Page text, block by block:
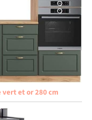
vert et or 280 cm